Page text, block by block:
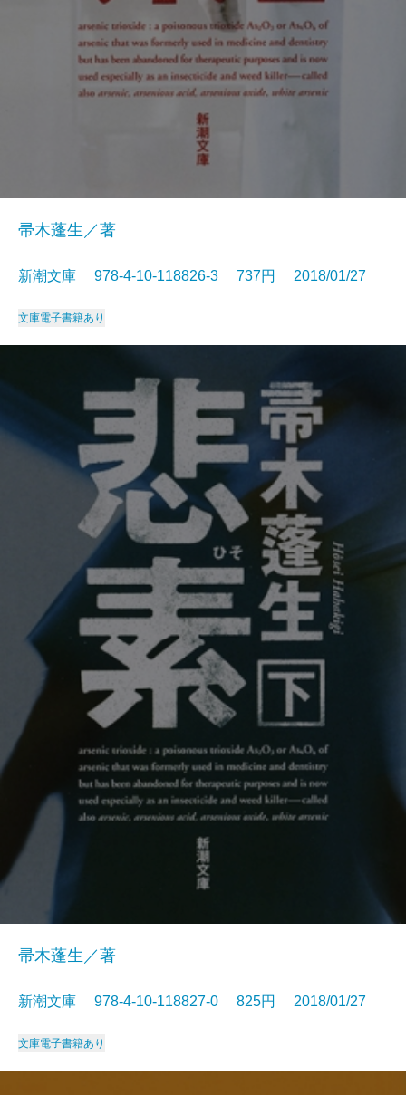
帚木蓬生／著
新潮文庫 978-4-10-118826-3 737円 2018/01/27
文庫電子書籍あり
帚木蓬生／著
新潮文庫 978-4-10-118827-0 825円 2018/01/27
文庫電子書籍あり